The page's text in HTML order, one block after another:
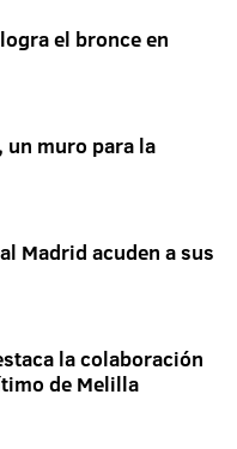
el bronce en
un muro para la
Madrid acuden a sus
la colaboración
de Melilla